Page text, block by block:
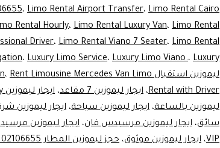
7
Seater
for
VIP
Airport
Transfers
(Arrivals
، Limo Rental Airport Transfer، Limo Rental Cairo
Rental Hourly، Limo Rental Luxury Van، Limo Rental
Driver، Limo Rental Viano 7 Seater، Limo Rental
، Luxury Limo Service، Luxury Limo Viano.، Luxury
ليموزين استقبال VIP
، Rent Limousine Mercedes Van Limo
Rental with Driver، ايجار ليموزين 7 مقاعد ، ايجار ليموزين Luxury
ليموزين بالساعة، ايجار ليموزين سياحة، ايجار ليموزين
سائق، ايجار ليموزين مرسيدس فان، ايجار ليموزين
VIP، ايجار ليموزين موثوق، حجز ليموزين المطار 01102106655